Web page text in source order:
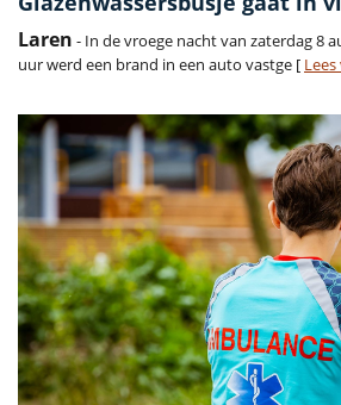
Laren - In de vroege nacht van zaterdag 8
uur werd een brand in een auto vastge [